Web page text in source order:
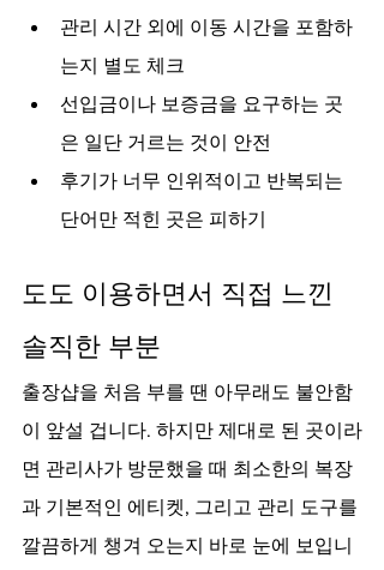
관리 시간 외에 이동 시간을 포함하
는지 별도 체크
선입금이나 보증금을 요구하는 곳
은 일단 거르는 것이 안전
후기가 너무 인위적이고 반복되는
단어만 적힌 곳은 피하기
도도 이용하면서 직접 느낀
솔직한 부분
출장샵을 처음 부를 땐 아무래도 불안함
이 앞설 겁니다. 하지만 제대로 된 곳이라
면 관리사가 방문했을 때 최소한의 복장
과 기본적인 에티켓, 그리고 관리 도구를
깔끔하게 챙겨 오는지 바로 눈에 보입니